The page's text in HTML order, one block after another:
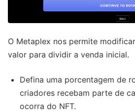
O Metaplex nos permite
valor para dividir a venda inicial.
Defina uma porcentagem de
criadores recebam parte de
ocorra do NFT.